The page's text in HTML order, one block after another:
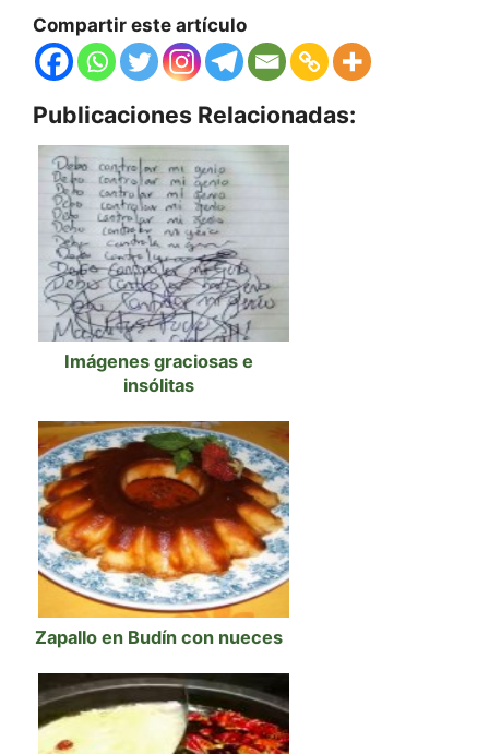
Compartir este artículo
Publicaciones Relacionadas:
Imágenes graciosas e
insólitas
Zapallo en Budín con nueces